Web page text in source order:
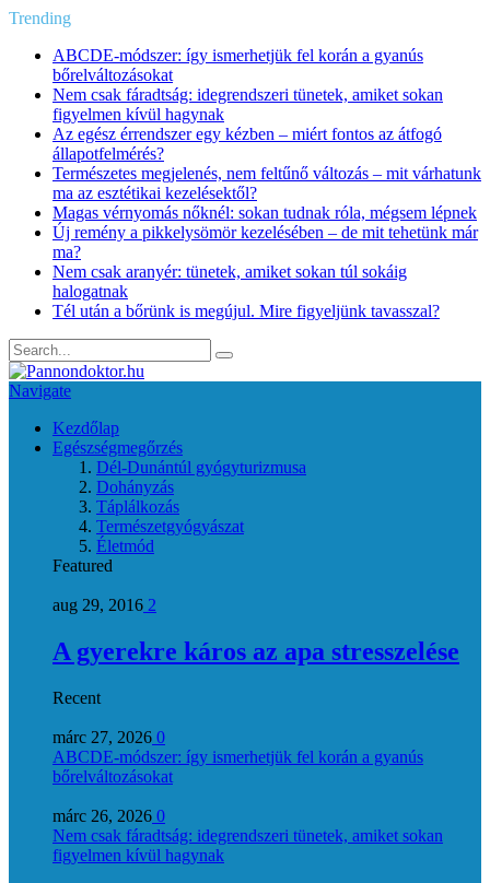
Trending
ABCDE‑módszer: így ismerhetjük fel korán a gyanús
bőrelváltozásokat
Nem csak fáradtság: idegrendszeri tünetek, amiket sokan
figyelmen kívül hagynak
Az egész érrendszer egy kézben – miért fontos az átfogó
állapotfelmérés?
Természetes megjelenés, nem feltűnő változás – mit várhatunk
ma az esztétikai kezelésektől?
Magas vérnyomás nőknél: sokan tudnak róla, mégsem lépnek
Új remény a pikkelysömör kezelésében – de mit tehetünk már
ma?
Nem csak aranyér: tünetek, amiket sokan túl sokáig
halogatnak
Tél után a bőrünk is megújul. Mire figyeljünk tavasszal?
Navigate
Kezdőlap
Egészségmegőrzés
Dél-Dunántúl gyógyturizmusa
Dohányzás
Táplálkozás
Természetgyógyászat
Életmód
Featured
aug 29, 2016 2
A gyerekre káros az apa stresszelése
Recent
márc 27, 2026 0
ABCDE‑módszer: így ismerhetjük fel korán a gyanús
bőrelváltozásokat
márc 26, 2026 0
Nem csak fáradtság: idegrendszeri tünetek, amiket sokan
figyelmen kívül hagynak